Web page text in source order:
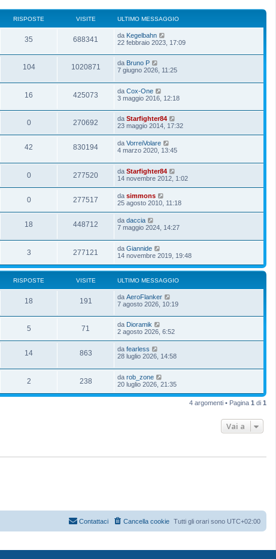
RISPOSTE VISITE ULTIMO MESSAGGIO
35 688341 da Kegelbahn
22 febbraio 2023, 17:09
104 1020871 da Bruno P
7 giugno 2026, 11:25
16 425073 da Cox-One
3 maggio 2016, 12:18
0 270692 da Starfighter84
23 maggio 2014, 17:32
42 830194 da VorreiVolare
4 marzo 2020, 13:45
0 277520 da Starfighter84
14 novembre 2012, 1:02
0 277517 da simmons
25 agosto 2010, 11:18
18 448712 da daccia
7 maggio 2024, 14:27
3 277121 da Giannide
14 novembre 2019, 19:48
RISPOSTE VISITE ULTIMO MESSAGGIO
18 191 da AeroFlanker
7 agosto 2026, 10:19
5 71 da Dioramik
2 agosto 2026, 6:52
14 863 da fearless
28 luglio 2026, 14:58
2 238 da rob_zone
20 luglio 2026, 21:35
4 argomenti • Pagina 1 di 1
Vai a
Tutti gli orari sono UTC+02:00
Cancella cookie
Contattaci